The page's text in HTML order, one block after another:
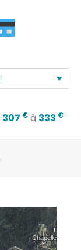
307 € à 333 €